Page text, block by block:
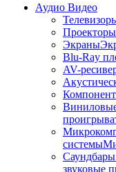
Аудио Видео
Проекторы
Экраны
Blu-Ray
AV-
системы
звуковые